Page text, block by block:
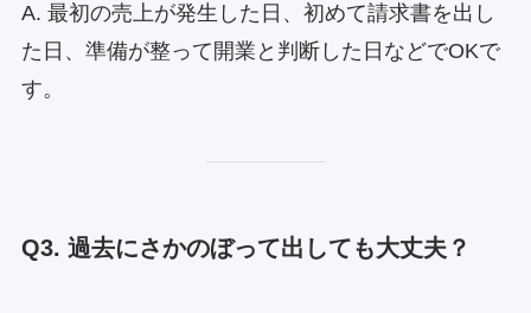
A. 最初の売上が発生した日、初めて請求書を出し
た日、準備が整って開業と判断した日などでOKで
す。
Q3. 過去にさかのぼって出しても大丈夫？